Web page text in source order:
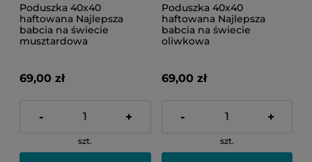
Poduszka 40x40
haftowana Najlepsza
babcia na świecie
musztardowa
69,00 zł
- +
szt.
Poduszka 40x40
haftowana Najlepsza
babcia na świecie
oliwkowa
69,00 zł
- +
szt.